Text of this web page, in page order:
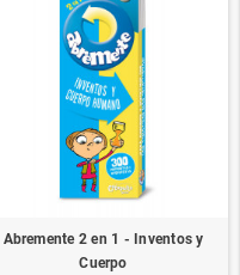
Abremente 2 en 1 - Inventos y
Cuerpo